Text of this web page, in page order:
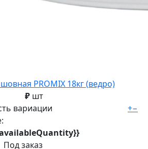
PROMIX 18кг (ведро)
₽ шт
вариации
Под заказ
+−